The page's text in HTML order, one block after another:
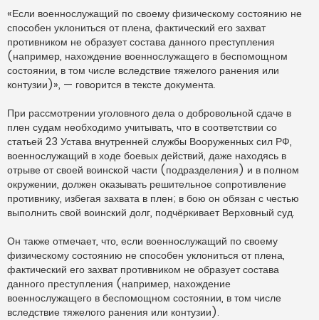
«Если военнослужащий по своему физическому состоянию не
способен уклониться от плена, фактический его захват
противником не образует состава данного преступления
(например, нахождение военнослужащего в беспомощном
состоянии, в том числе вследствие тяжелого ранения или
контузии)», — говорится в тексте документа.
При рассмотрении уголовного дела о добровольной сдаче в
плен судам необходимо учитывать, что в соответствии со
статьей 23 Устава внутренней службы Вооруженных сил РФ,
военнослужащий в ходе боевых действий, даже находясь в
отрыве от своей воинской части (подразделения) и в полном
окружении, должен оказывать решительное сопротивление
противнику, избегая захвата в плен; в бою он обязан с честью
выполнить свой воинский долг, подчёркивает Верховный суд.
Он также отмечает, что, если военнослужащий по своему
физическому состоянию не способен уклониться от плена,
фактический его захват противником не образует состава
данного преступления (например, нахождение
военнослужащего в беспомощном состоянии, в том числе
вследствие тяжелого ранения или контузии).